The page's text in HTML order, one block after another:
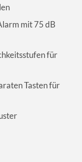
mit 75 dB
für
Tasten für